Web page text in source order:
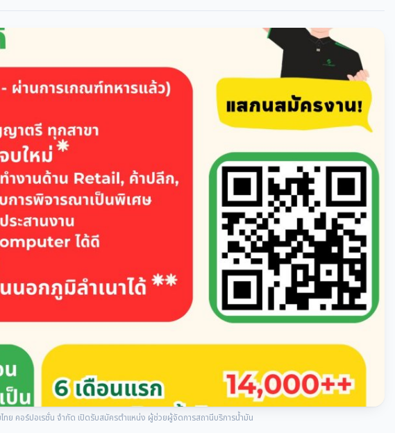
ไทย คอร์ปอเรชั่น จำกัด เปิดรับสมัครตำแหน่ง ผู้ช่วยผู้จัดการสถานีบริการน้ำมัน